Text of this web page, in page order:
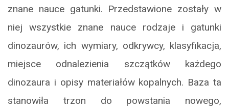
znane nauce gatunki. Przedstawione zostały w
niej wszystkie znane nauce rodzaje i gatunki
dinozaurów, ich wymiary, odkrywcy, klasyfikacja,
miejsce odnalezienia szczątków każdego
dinozaura i opisy materiałów kopalnych. Baza ta
stanowiła trzon do powstania nowego,